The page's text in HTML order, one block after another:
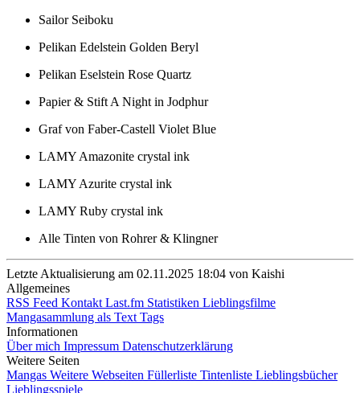
Sailor Seiboku
Pelikan Edelstein Golden Beryl
Pelikan Eselstein Rose Quartz
Papier & Stift A Night in Jodphur
Graf von Faber-Castell Violet Blue
LAMY Amazonite crystal ink
LAMY Azurite crystal ink
LAMY Ruby crystal ink
Alle Tinten von Rohrer & Klingner
Letzte Aktualisierung am 02.11.2025 18:04 von Kaishi
Allgemeines
RSS Feed Kontakt Last.fm Statistiken Lieblingsfilme
Mangasammlung als Text Tags
Informationen
Über mich Impressum Datenschutzerklärung
Weitere Seiten
Mangas Weitere Webseiten Füllerliste Tintenliste Lieblingsbücher
Lieblingsspiele